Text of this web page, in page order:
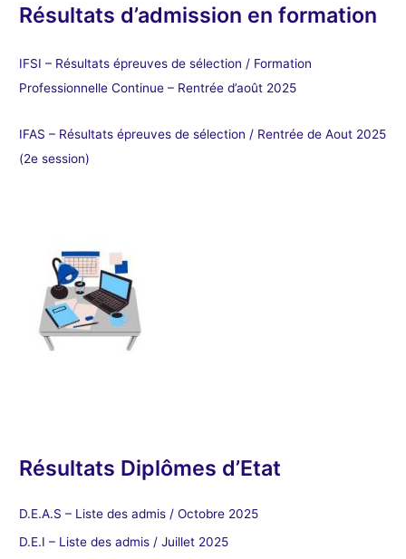
Résultats d’admission en formation
IFSI – Résultats épreuves de sélection / Formation
Professionnelle Continue – Rentrée d’août 2025
IFAS – Résultats épreuves de sélection / Rentrée de Aout 2025
(2e session)
Résultats Diplômes d’Etat
D.E.A.S – Liste des admis / Octobre 2025
D.E.I – Liste des admis / Juillet 2025